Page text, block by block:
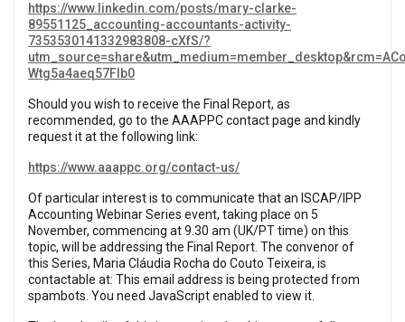
https://www.linkedin.com/posts/mary-clarke-
89551125_accounting-accountants-activity-
7353530141332983808-cXfS/?
Wtg5a4aeq57Flb0
Should you wish to receive the Final Report, as
recommended, go to the AAAPPC contact page and kindly
request it at the following link:
https://www.aaappc.org/contact-us/
Of particular interest is to communicate that an ISCAP/IPP
Accounting Webinar Series event, taking place on 5
November, commencing at 9.30 am (UK/PT time) on this
topic, will be addressing the Final Report. The convenor of
this Series, Maria Cláudia Rocha do Couto Teixeira, is
contactable at: This email address is being protected from
spambots. You need JavaScript enabled to view it.